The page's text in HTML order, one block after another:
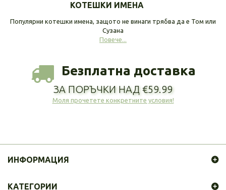
КОТЕШКИ ИМЕНА
Популярни котешки имена, защото не винаги трябва да е Том или
Сузана
Повече...
Безплатна доставка
ЗА ПОРЪЧКИ НАД €59.99
Моля прочетете конкретните условия!
ИНФОРМАЦИЯ
КАТЕГОРИИ